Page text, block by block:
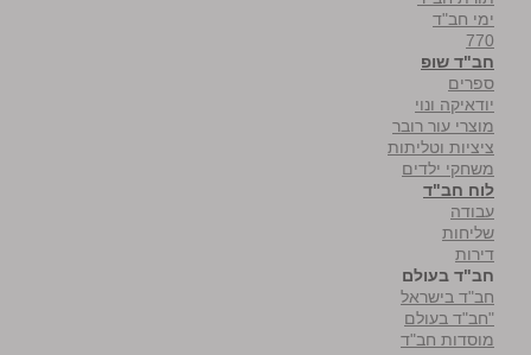
ימי חב"ד
770
חב"ד שופ
ספרים
יודאיקה ונוי
מוצרי עור רובר
ציציות וטליתות
משחקי ילדים
לוח חב"ד
עבודה
שליחות
דירות
חב"ד בעולם
חב"ד בישראל
"חב"ד בעולם
מוסדות חב"ד